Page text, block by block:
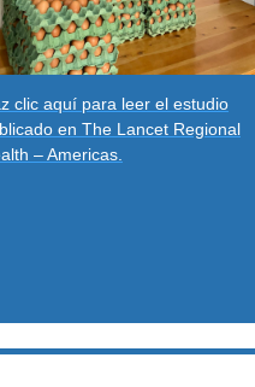
clic aquí para leer el estudio
en The Lancet Regional
– Americas.